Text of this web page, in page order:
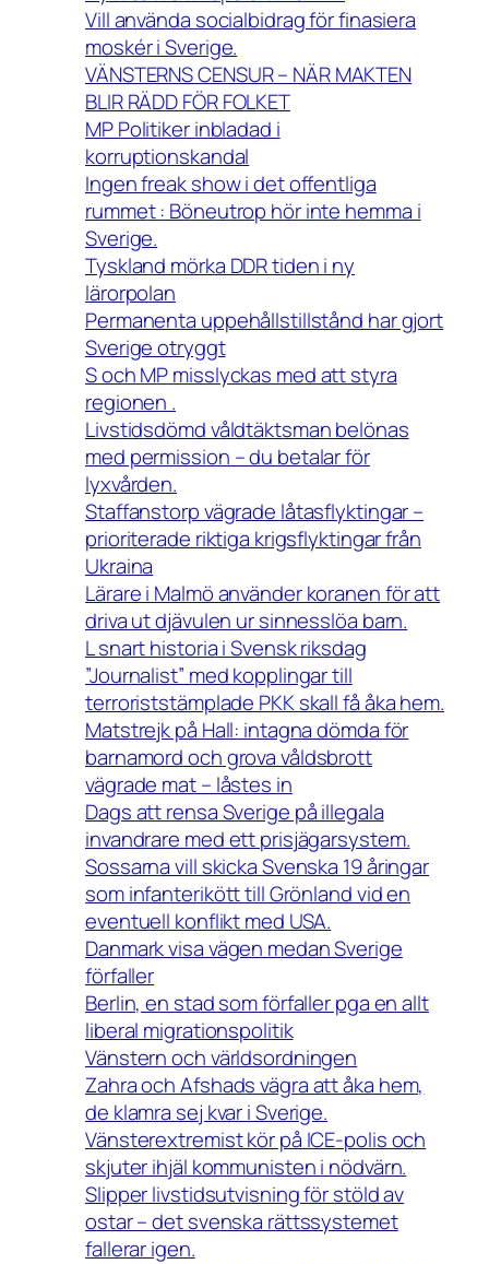
Vill använda socialbidrag för finasiera
moskér i Sverige.
VÄNSTERNS CENSUR – NÄR MAKTEN
BLIR RÄDD FÖR FOLKET
MP Politiker inbladad i
korruptionskandal
Ingen freak show i det offentliga
rummet : Böneutrop hör inte hemma i
Sverige.
Tyskland mörka DDR tiden i ny
lärorpolan
Permanenta uppehållstillstånd har gjort
Sverige otryggt
S och MP misslyckas med att styra
regionen .
Livstidsdömd våldtäktsman belönas
med permission – du betalar för
lyxvården.
Staffanstorp vägrade låtasflyktingar –
prioriterade riktiga krigsflyktingar från
Ukraina
Lärare i Malmö använder koranen för att
driva ut djävulen ur sinnesslöa barn.
L snart historia i Svensk riksdag
”Journalist” med kopplingar till
terroriststämplade PKK skall få åka hem.
Matstrejk på Hall: intagna dömda för
barnamord och grova våldsbrott
vägrade mat – låstes in
Dags att rensa Sverige på illegala
invandrare med ett prisjägarsystem.
Sossarna vill skicka Svenska 19 åringar
som infanterikött till Grönland vid en
eventuell konflikt med USA.
Danmark visa vägen medan Sverige
förfaller
Berlin, en stad som förfaller pga en allt
liberal migrationspolitik
Vänstern och världsordningen
Zahra och Afshads vägra att åka hem,
de klamra sej kvar i Sverige.
Vänsterextremist kör på ICE-polis och
skjuter ihjäl kommunisten i nödvärn.
Slipper livstidsutvisning för stöld av
ostar – det svenska rättssystemet
fallerar igen.